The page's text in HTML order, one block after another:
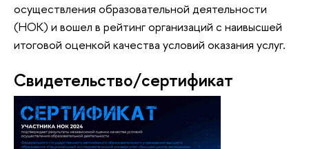
осуществления образовательной деятельности
(НОК) и вошел в рейтинг организаций с наивысшей
итоговой оценкой качества условий оказания услуг.
Свидетельство/сертификат